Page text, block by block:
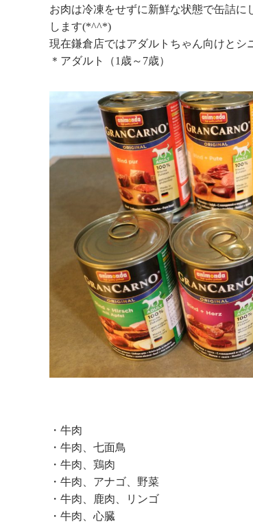
お肉は冷凍をせずに新鮮な状態で缶詰
します(*^^*)
現在鎌倉店ではアダルトちゃん向けとシ
＊アダルト（1歳～7歳）
・牛肉
・牛肉、七面鳥
・牛肉、鶏肉
・牛肉、アナゴ、野菜
・牛肉、鹿肉、リンゴ
・牛肉、心臓